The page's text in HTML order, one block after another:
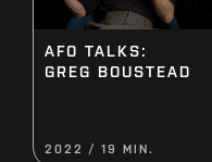
AFO TALKS:
GREG BOUSTEAD
2022 / 19 MIN.